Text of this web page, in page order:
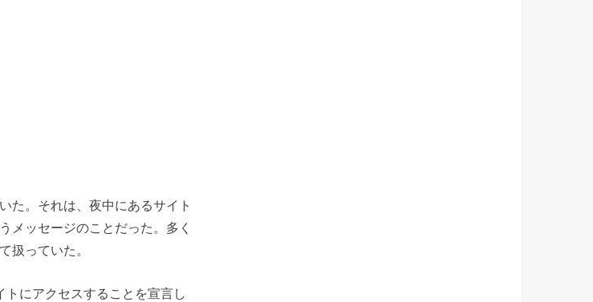
た。それは、夜中にあるサイト
メッセージのことだった。多く
扱っていた。
にアクセスすることを宣言し